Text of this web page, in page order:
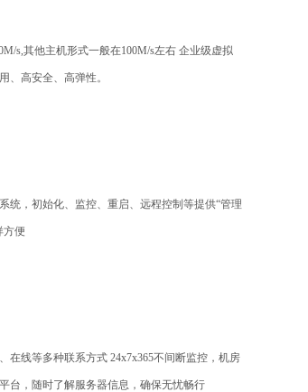
s,其他主机形式一般在100M/s左右 企业级虚拟
、高安全、高弹性。
统，初始化、监控、重启、远程控制等提供“管理
方便
在线等多种联系方式 24x7x365不间断监控，机房
台，随时了解服务器信息，确保无忧畅行